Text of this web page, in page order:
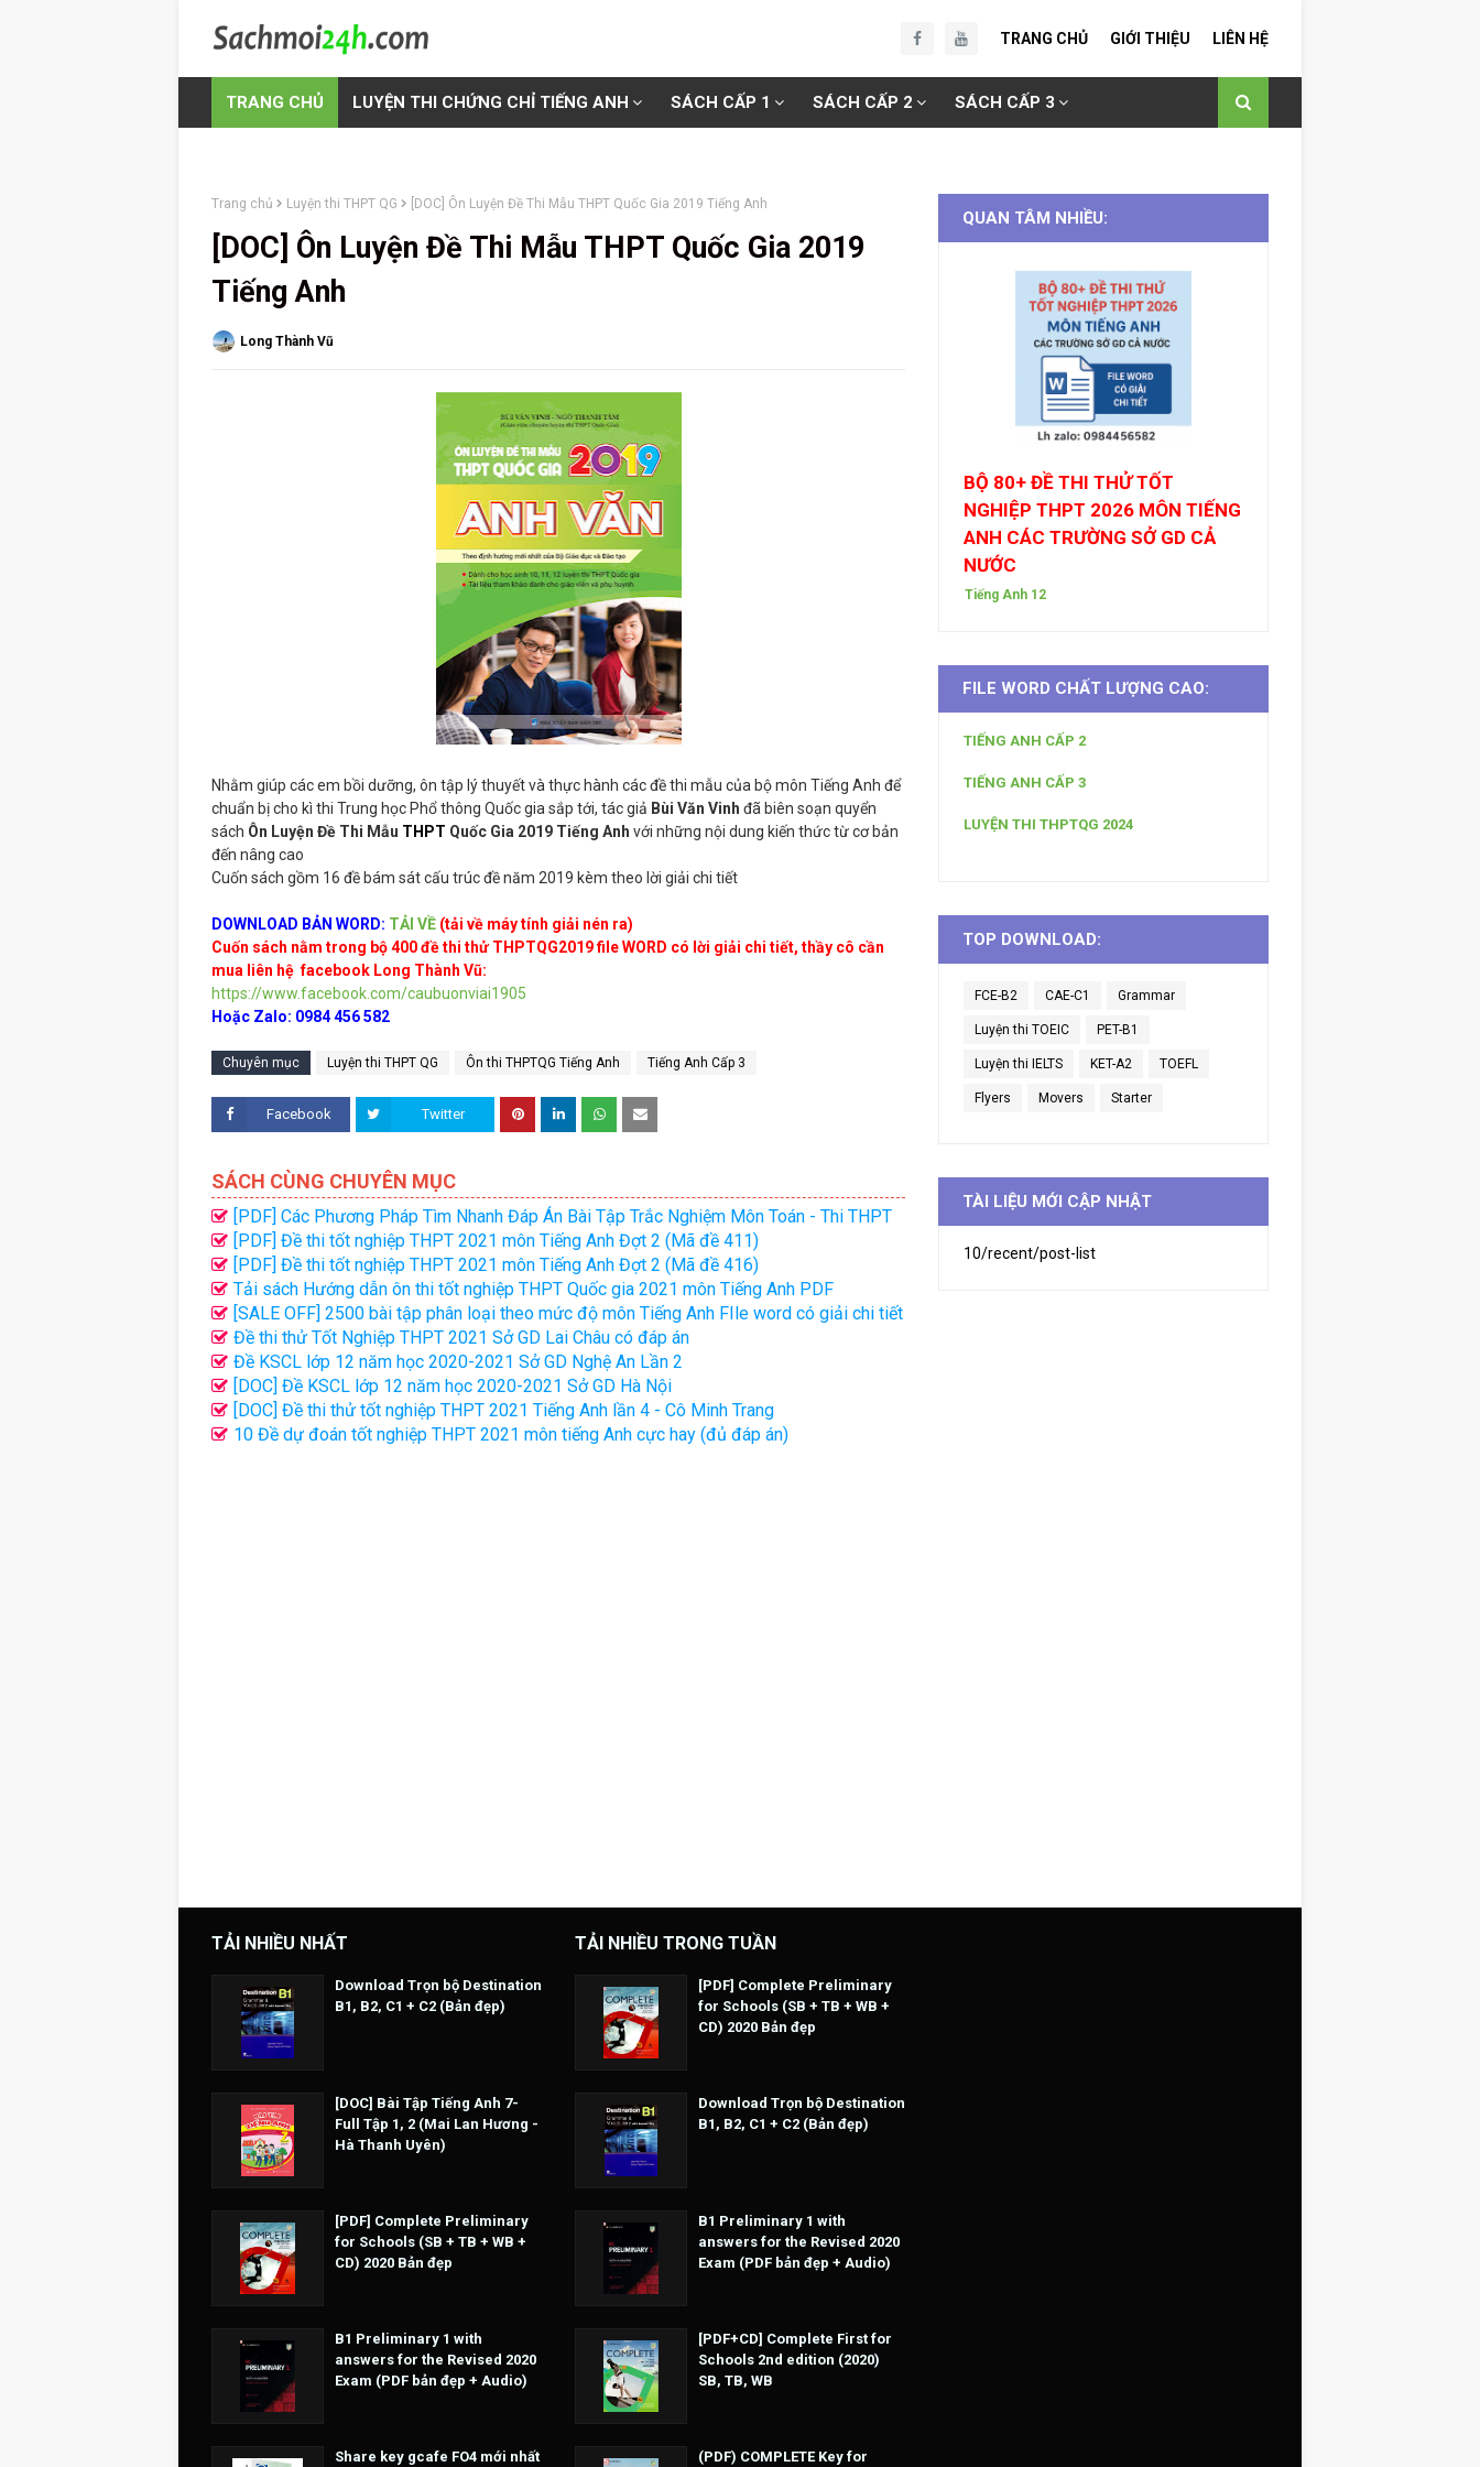
TRANG CHỦ GIỚI THIỆU LIÊN HỆ
TRANG CHỦ LUYỆN THI CHỨNG CHỈ TIẾNG ANH SÁCH CẤP 1 SÁCH CẤP 2 SÁCH CẤP 3
Trang chủ Luyện thi THPT QG [DOC] Ôn Luyện Đề Thi Mẫu THPT Quốc Gia 2019 Tiếng Anh
[DOC] Ôn Luyện Đề Thi Mẫu THPT Quốc Gia 2019
Tiếng Anh
Long Thành Vũ
Nhằm giúp các em bồi dưỡng, ôn tập lý thuyết và thực hành các đề thi mẫu của bộ môn Tiếng Anh để
chuẩn bị cho kì thi Trung học Phổ thông Quốc gia sắp tới, tác giả Bùi Văn Vinh đã biên soạn quyển
sách Ôn Luyện Đề Thi Mẫu THPT Quốc Gia 2019 Tiếng Anh với những nội dung kiến thức từ cơ bản
đến nâng cao
Cuốn sách gồm 16 đề bám sát cấu trúc đề năm 2019 kèm theo lời giải chi tiết
DOWNLOAD BẢN WORD: TẢI VỀ (tải về máy tính giải nén ra)
Cuốn sách nằm trong bộ 400 đề thi thử THPTQG2019 file WORD có lời giải chi tiết, thầy cô cần
mua liên hệ facebook Long Thành Vũ:
https://www.facebook.com/caubuonviai1905
Hoặc Zalo: 0984 456 582
Chuyên mục Luyện thi THPT QG Ôn thi THPTQG Tiếng Anh Tiếng Anh Cấp 3
Facebook Twitter
SÁCH CÙNG CHUYÊN MỤC
[PDF] Các Phương Pháp Tìm Nhanh Đáp Án Bài Tập Trắc Nghiệm Môn Toán - Thi THPT
[PDF] Đề thi tốt nghiệp THPT 2021 môn Tiếng Anh Đợt 2 (Mã đề 411)
[PDF] Đề thi tốt nghiệp THPT 2021 môn Tiếng Anh Đợt 2 (Mã đề 416)
Tải sách Hướng dẫn ôn thi tốt nghiệp THPT Quốc gia 2021 môn Tiếng Anh PDF
[SALE OFF] 2500 bài tập phân loại theo mức độ môn Tiếng Anh FIle word có giải chi tiết
Đề thi thử Tốt Nghiệp THPT 2021 Sở GD Lai Châu có đáp án
Đề KSCL lớp 12 năm học 2020-2021 Sở GD Nghệ An Lần 2
[DOC] Đề KSCL lớp 12 năm học 2020-2021 Sở GD Hà Nội
[DOC] Đề thi thử tốt nghiệp THPT 2021 Tiếng Anh lần 4 - Cô Minh Trang
10 Đề dự đoán tốt nghiệp THPT 2021 môn tiếng Anh cực hay (đủ đáp án)
QUAN TÂM NHIỀU:
BỘ 80+ ĐỀ THI THỬ TỐT
NGHIỆP THPT 2026 MÔN TIẾNG
ANH CÁC TRƯỜNG SỞ GD CẢ
NƯỚC
Tiếng Anh 12
FILE WORD CHẤT LƯỢNG CAO:
TIẾNG ANH CẤP 2
TIẾNG ANH CẤP 3
LUYỆN THI THPTQG 2024
TOP DOWNLOAD:
FCE-B2 CAE-C1 Grammar
Luyện thi TOEIC PET-B1
Luyện thi IELTS KET-A2 TOEFL
Flyers Movers Starter
TÀI LIỆU MỚI CẬP NHẬT
10/recent/post-list
TẢI NHIỀU NHẤT
Download Trọn bộ Destination
B1, B2, C1 + C2 (Bản đẹp)
[DOC] Bài Tập Tiếng Anh 7-
Full Tập 1, 2 (Mai Lan Hương -
Hà Thanh Uyên)
[PDF] Complete Preliminary
for Schools (SB + TB + WB +
CD) 2020 Bản đẹp
B1 Preliminary 1 with
answers for the Revised 2020
Exam (PDF bản đẹp + Audio)
Share key gcafe FO4 mới nhất
TẢI NHIỀU TRONG TUẦN
[PDF] Complete Preliminary
for Schools (SB + TB + WB +
CD) 2020 Bản đẹp
Download Trọn bộ Destination
B1, B2, C1 + C2 (Bản đẹp)
B1 Preliminary 1 with
answers for the Revised 2020
Exam (PDF bản đẹp + Audio)
[PDF+CD] Complete First for
Schools 2nd edition (2020)
SB, TB, WB
(PDF) COMPLETE Key for